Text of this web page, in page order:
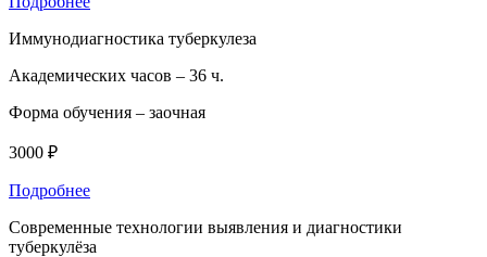
Иммунодиагностика туберкулеза
Академических часов – 36 ч.
Форма обучения – заочная
3000 ₽
Подробнее
Современные технологии выявления и диагностики
туберкулёза